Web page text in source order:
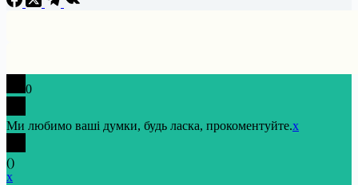
0
Ми любимо ваші думки, будь ласка, прокоментуйте.x
()
x